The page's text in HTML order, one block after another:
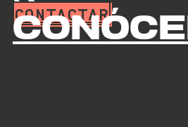
CONTACTAR